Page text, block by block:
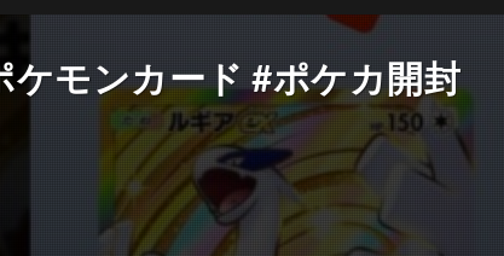
ケモンカード #ポケカ開封